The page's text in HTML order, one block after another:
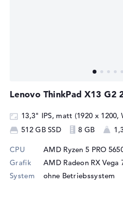
Lenovo ThinkPad X13 G2
13,3" IPS, matt (1920 x 1200,
512 GB SSD
8 GB
CPU AMD Ryzen 5 PRO
Grafik
AMD Radeon RX Vega
System
ohne Betriebssystem